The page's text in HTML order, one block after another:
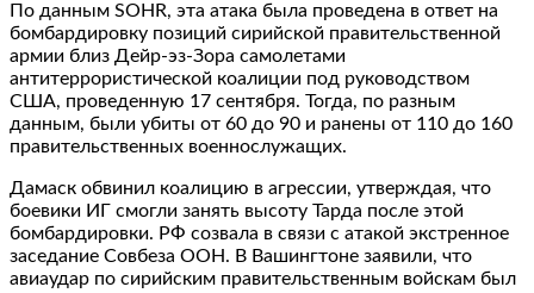
По данным SOHR, эта атака была проведена в ответ на
бомбардировку позиций сирийской правительственной
армии близ Дейр-эз-Зора самолетами
антитеррористической коалиции под руководством
США, проведенную 17 сентября. Тогда, по разным
данным, были убиты от 60 до 90 и ранены от 110 до 160
правительственных военнослужащих.
Дамаск обвинил коалицию в агрессии, утверждая, что
боевики ИГ смогли занять высоту Тарда после этой
бомбардировки. РФ созвала в связи с атакой экстренное
заседание Совбеза ООН. В Вашингтоне заявили, что
авиаудар по сирийским правительственным войскам был